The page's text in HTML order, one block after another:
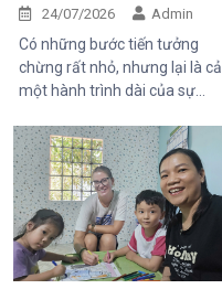
công tác tại xã Tánh Linh, Bắc
Ruộng và Hàm Kiệm, tỉnh
Lâm Đồng.
24/07/2026
Admin
Có những bước tiến tưởng
chừng rất nhỏ, nhưng lại là cả
một hành trình dài của sự
vọng. Hân, cô bé 5 tuổi với nụ
cười trong trẻo, đã đến với
Trung tâm trong những ngày
đầu mang theo rất nhiều thử
thách. Ngay từ khi chào đời,
em phải đối mặt với nhiều vấn
đề về sức khỏe, khiến quá